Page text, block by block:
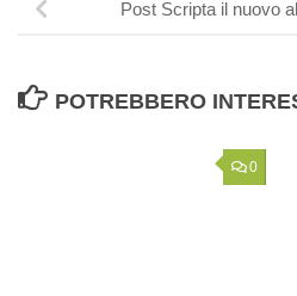
Post Scripta il nuovo
POTREBBERO
0